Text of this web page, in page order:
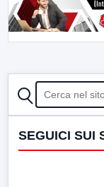
CERCA
SEGUICI SUI